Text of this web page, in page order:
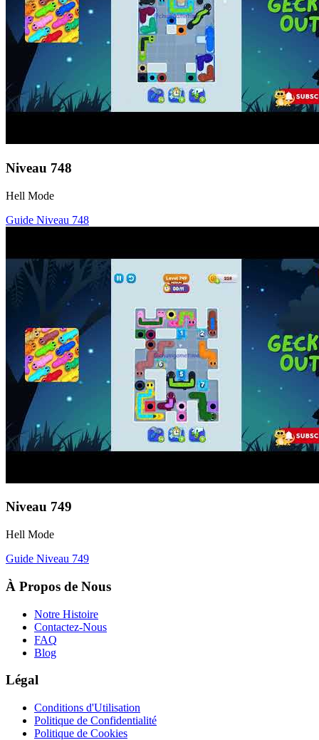
Niveau 748
Hell Mode
Guide Niveau 748
Niveau 749
Hell Mode
Guide Niveau 749
À Propos de Nous
Notre Histoire
Contactez-Nous
FAQ
Blog
Légal
Conditions d'Utilisation
Politique de Confidentialité
Politique de Cookies